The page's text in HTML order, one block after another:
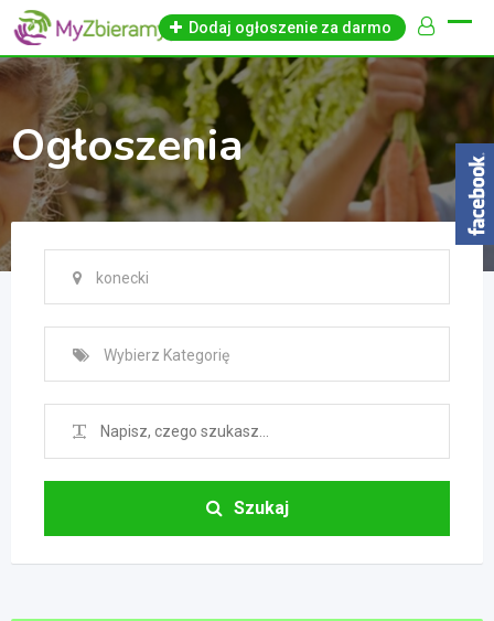
Skip
content
Dodaj ogłoszenie za darmo
Ogłoszenia
konecki
Wybierz Kategorię
Szukaj